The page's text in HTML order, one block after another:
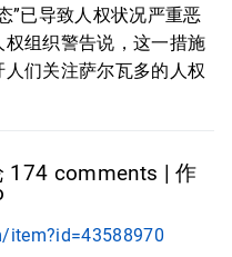
”已导致人权状况严重恶
组织警告说，这一措施
们关注萨尔瓦多的人权
174 comments | 作
item?id=43588970